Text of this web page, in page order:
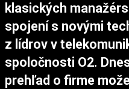
klasických
spojení s novými
z lídrov v
spoločnosti O2.
prehľad o firme